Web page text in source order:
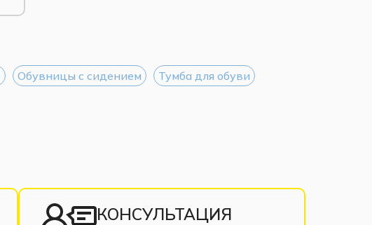
Обувницы с сидением
Тумба для обуви
КОНСУЛЬТАЦИЯ